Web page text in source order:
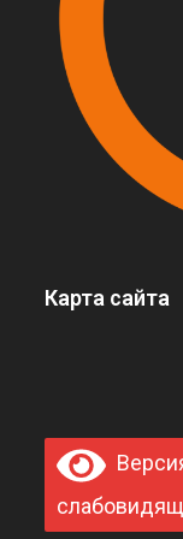
Карта сайта